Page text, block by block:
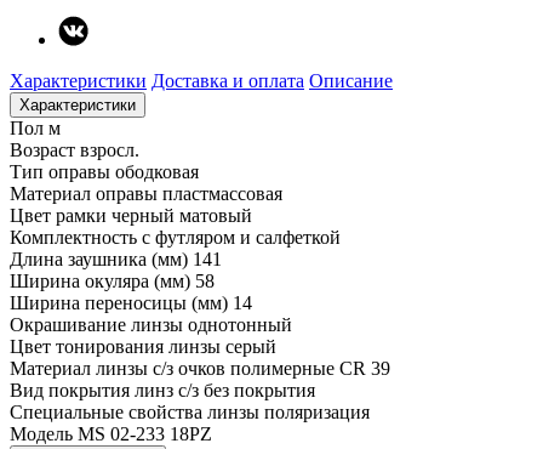
Характеристики Доставка и оплата Описание
Характеристики
Пол м
Возраст взросл.
Тип оправы ободковая
Материал оправы пластмассовая
Цвет рамки черный матовый
Комплектность с футляром и салфеткой
Длина заушника (мм) 141
Ширина окуляра (мм) 58
Ширина переносицы (мм) 14
Окрашивание линзы однотонный
Цвет тонирования линзы серый
Материал линзы с/з очков полимерные CR 39
Вид покрытия линз с/з без покрытия
Специальные свойства линзы поляризация
Модель MS 02-233 18PZ